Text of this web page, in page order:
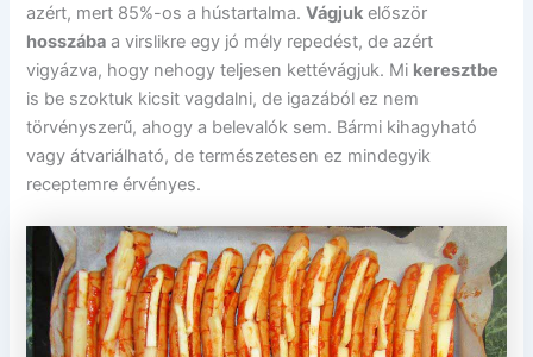
azért, mert 85%-os a hústartalma.Vágjuk először
hosszába a virslikre egy jó mély repedést, de azért
vigyázva, hogy nehogy teljesen kettévágjuk. Mi keresztbe
is be szoktuk kicsit vagdalni, de igazából ez nem
törvényszerű, ahogy a belevalók sem. Bármi kihagyható
vagy átvariálható, de természetesen ez mindegyik
receptemre érvényes.